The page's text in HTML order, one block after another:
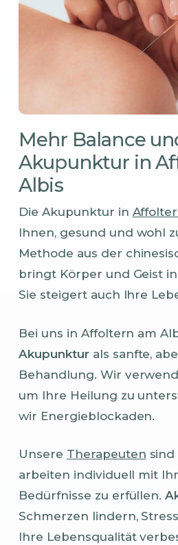
Mehr Balance
Akupunktur in
Albis
Die Akupunktur in
Ihnen, gesund und wohl
Methode aus der
bringt Körper und Geist
Sie steigert auch Ihre
Bei uns in Affoltern am
Akupunkturals sanfte,
Behandlung. Wir
um Ihre Heilung zu
wir Energieblockaden.
Unsere Therapeuten sind
arbeiten individuell mit
Bedürfnisse zu erfüllen.
Schmerzen lindern,
Ihre Lebensqualität